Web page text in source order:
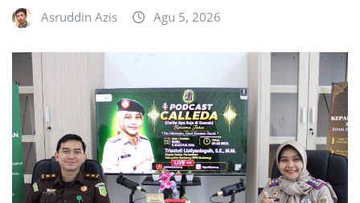
Asruddin Azis Agu 5, 2026